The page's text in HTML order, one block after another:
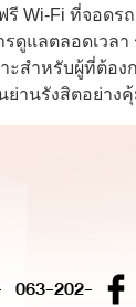
รี Wi-Fi ที่จอดร
ดูแลตลอดเวลา
ะสำหรับผู้ที่ต้อ
ย่านรังสิตอย่าง
063-202-